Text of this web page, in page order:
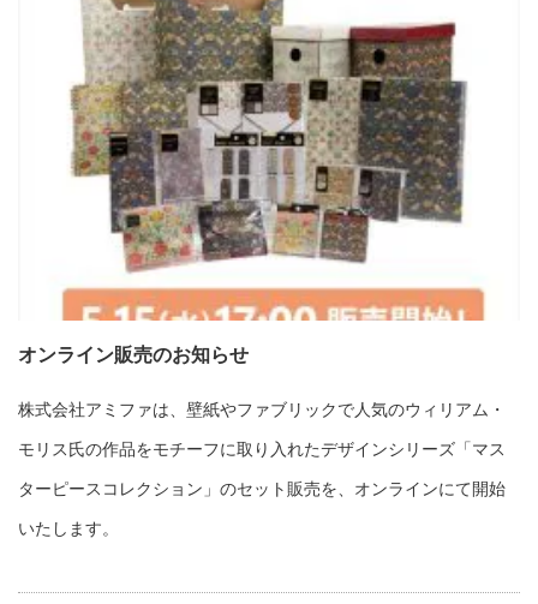
オンライン販売のお知らせ
株式会社アミファは、壁紙やファブリックで人気のウィリアム・
モリス氏の作品をモチーフに取り入れたデザインシリーズ「マス
ターピースコレクション」のセット販売を、オンラインにて開始
いたします。